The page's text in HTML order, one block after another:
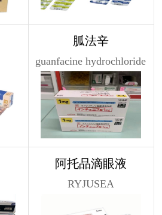
胍法辛
guanfacine hydrochloride
阿托品滴眼液
RYJUSEA